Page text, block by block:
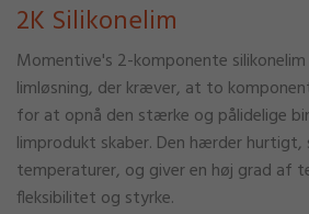
2K Silikonelim
Momentive's 2-komponente
limløsning, der kræver, at to
for at opnå den stærke og pålidelige
limprodukt skaber. Den hærder hurtigt,
temperaturer, og giver en høj grad af
fleksibilitet og styrke.